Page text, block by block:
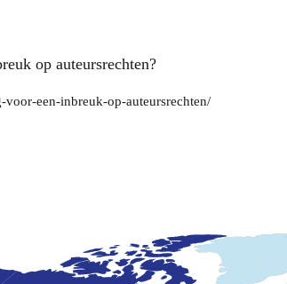
op auteursrechten?
een-inbreuk-op-auteursrechten/